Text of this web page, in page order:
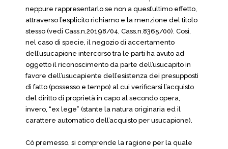
neppure rappresentarlo se non a quest’ultimo effetto,
attraverso l’esplicito richiamo e la menzione del titolo
stesso (vedi Cass.n.20198/04, Cass.n.8365/00). Così,
nel caso di specie, il negozio di accertamento
dell’usucapione intercorso tra le parti ha avuto ad
oggetto il riconoscimento da parte dell’usucapito in
favore dell’usucapiente dell’esistenza dei presupposti
di fatto (possesso e tempo) al cui verificarsi l’acquisto
del diritto di proprietà in capo al secondo opera,
invero, “ex lege” (stante la natura originaria ed il
carattere automatico dell’acquisto per usucapione).
Cò premesso, si comprende la ragione per la quale